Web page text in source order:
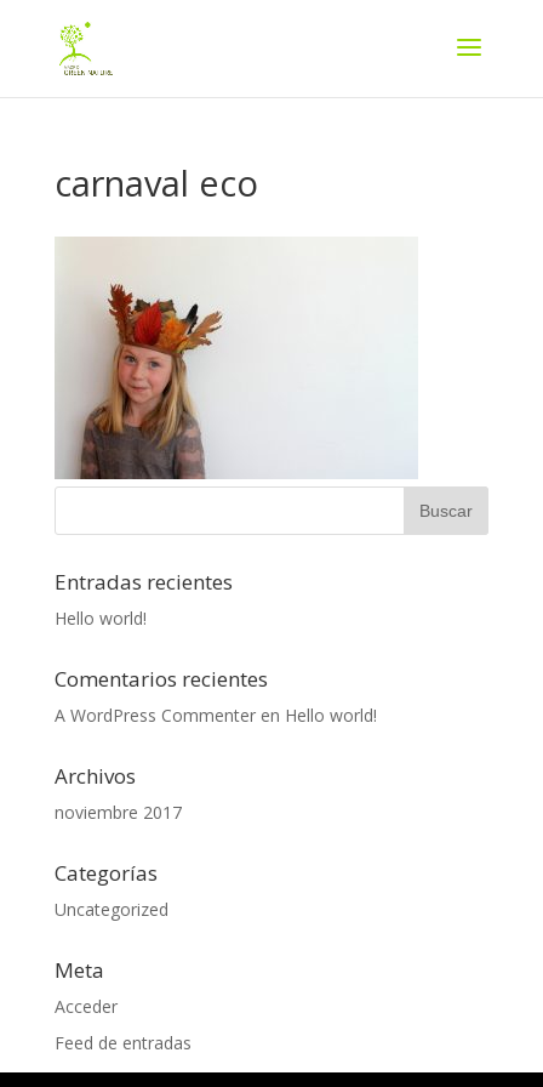
carnaval eco
Entradas recientes
Hello world!
Comentarios recientes
A WordPress Commenteren Hello world!
Archivos
noviembre 2017
Categorías
Uncategorized
Meta
Acceder
Feed de entradas
Feed de comentarios